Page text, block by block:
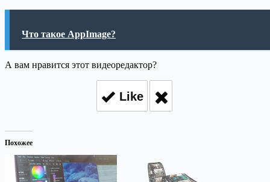
Что такое AppImage?
А вам нравится этот видеоредактор?
Like
Похожее